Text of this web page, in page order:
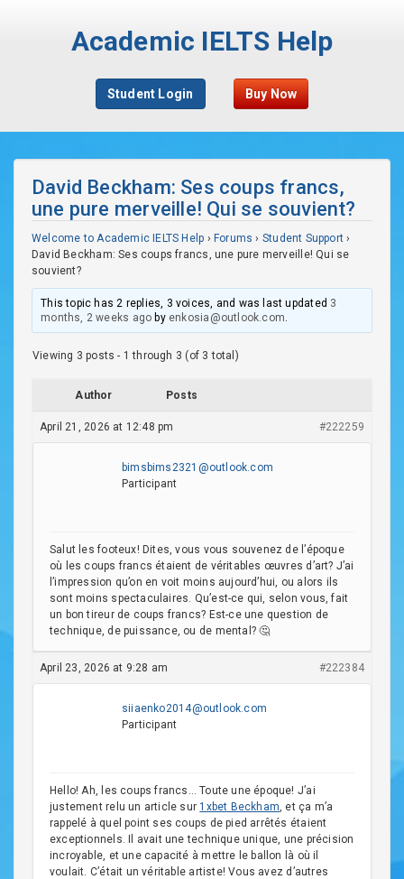
Academic IELTS Help
Student Login Buy Now
David Beckham: Ses coups francs,
une pure merveille! Qui se souvient?
Welcome to Academic IELTS Help › Forums › Student Support ›
David Beckham: Ses coups francs, une pure merveille! Qui se
souvient?
This topic has 2 replies, 3 voices, and was last updated 3
months, 2 weeks ago by enkosia@outlook.com.
Viewing 3 posts - 1 through 3 (of 3 total)
Author Posts
April 21, 2026 at 12:48 pm #222259
bimsbims2321@outlook.com
Participant
Salut les footeux! Dites, vous vous souvenez de l’époque
où les coups francs étaient de véritables œuvres d’art? J’ai
l’impression qu’on en voit moins aujourd’hui, ou alors ils
sont moins spectaculaires. Qu’est-ce qui, selon vous, fait
un bon tireur de coups francs? Est-ce une question de
technique, de puissance, ou de mental? 🤔
April 23, 2026 at 9:28 am #222384
siiaenko2014@outlook.com
Participant
Hello! Ah, les coups francs… Toute une époque! J’ai
justement relu un article sur 1xbet Beckham, et ça m’a
rappelé à quel point ses coups de pied arrêtés étaient
exceptionnels. Il avait une technique unique, une précision
incroyable, et une capacité à mettre le ballon là où il
voulait. C’était un véritable artiste! Vous avez d’autres